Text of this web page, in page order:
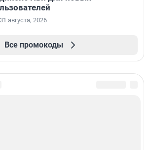
августа, 2026
Все промокоды